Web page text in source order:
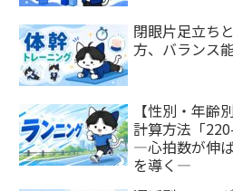
閉眼片足立ち
方、バランス
【性別・年齢
計算方法「
―心拍数が伸
を導く―